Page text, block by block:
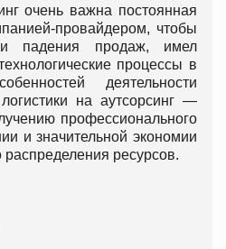
очень важна постоянная
провайдером, чтобы
падения продаж, имел
процессы в
деятельности
на аутсорсинг —
профессионального
и значительной экономии
распределения ресурсов.